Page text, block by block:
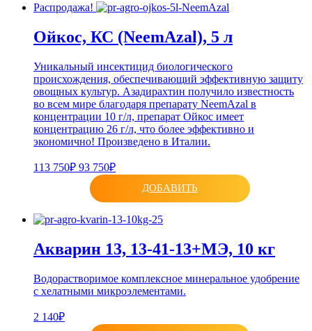
Распродажа!
Ойкос, КС (NeemAzal), 5 л
Уникальный инсектицид биологического
происхождения, обеспечивающий эффективную защиту
овощных культур. Азадирахтин получило известность
во всем мире благодаря препарату NeemAzal в
концентрации 10 г/л, препарат Ойкос имеет
концентрацию 26 г/л, что более эффективно и
экономично! Произведено в Италии.
113 750₽ 93 750₽
ДОБАВИТЬ
Акварин 13, 13-41-13+МЭ, 10 кг
Водорастворимое комплексное минеральное удобрение
с хелатными микроэлементами.
2 140₽